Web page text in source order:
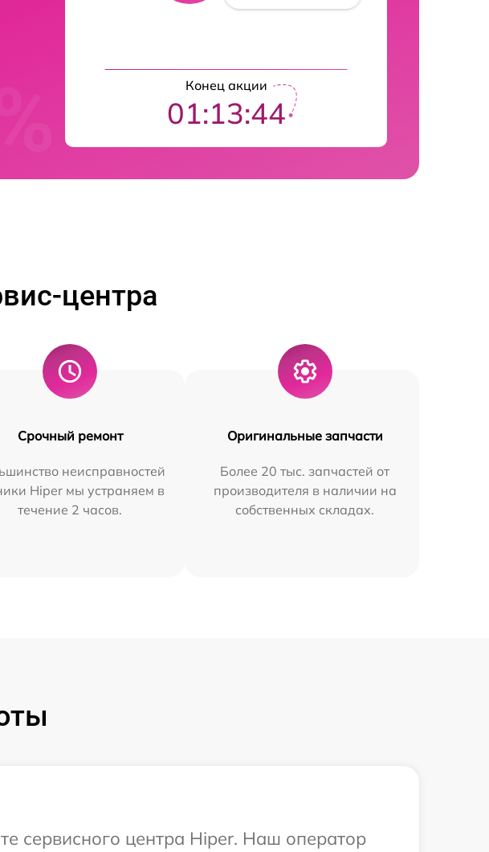
Конец акции
01:13:42
центра
Срочный ремонт
неисправностей
Hiper мы устраняем в
течение 2 часов.
Оригинальные запчасти
Более 20 тыс. запчастей от
производителя в наличии на
собственных складах.
сервисного центра Hiper. Наш оператор